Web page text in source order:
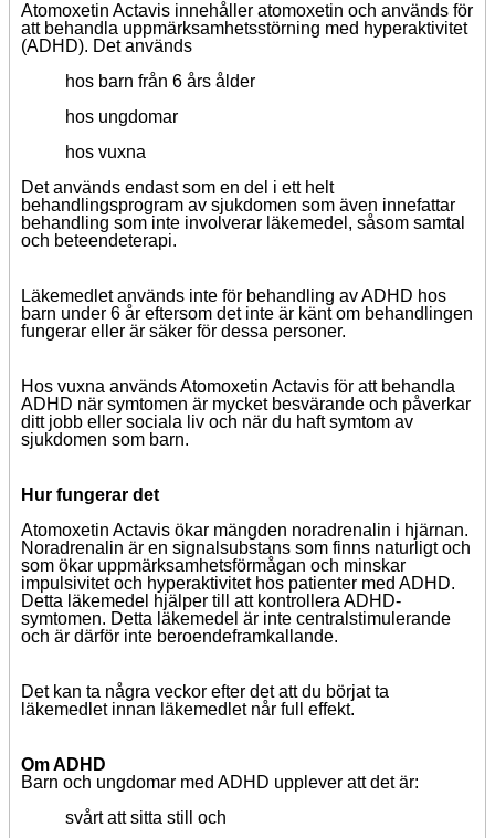
Atomoxetin Actavis innehåller atomoxetin och används för
att behandla uppmärksamhetsstörning med hyperaktivitet
(ADHD). Det används
hos barn från 6 års ålder
hos ungdomar
hos vuxna
Det används endast som en del i ett helt
behandlingsprogram av sjukdomen som även innefattar
behandling som inte involverar läkemedel, såsom samtal
och beteendeterapi.
Läkemedlet används inte för behandling av ADHD hos
barn under 6 år eftersom det inte är känt om behandlingen
fungerar eller är säker för dessa personer.
Hos vuxna används Atomoxetin Actavis för att behandla
ADHD när symtomen är mycket besvärande och påverkar
ditt jobb eller sociala liv och när du haft symtom av
sjukdomen som barn.
Hur fungerar det
Atomoxetin Actavis ökar mängden noradrenalin i hjärnan.
Noradrenalin är en signalsubstans som finns naturligt och
som ökar uppmärksamhetsförmågan och minskar
impulsivitet och hyperaktivitet hos patienter med ADHD.
Detta läkemedel hjälper till att kontrollera ADHD-
symtomen. Detta läkemedel är inte centralstimulerande
och är därför inte beroendeframkallande.
Det kan ta några veckor efter det att du börjat ta
läkemedlet innan läkemedlet når full effekt.
Om ADHD
Barn och ungdomar med ADHD upplever att det är:
svårt att sitta still och